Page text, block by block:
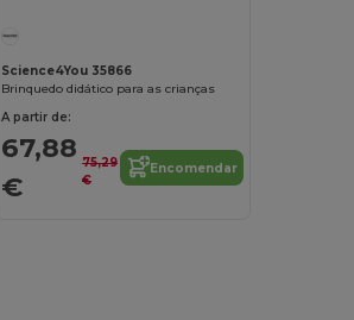
Science4You 35866
Brinquedo didático para as crianças
A partir de:
67,88
€
75,29
€
Encomendar